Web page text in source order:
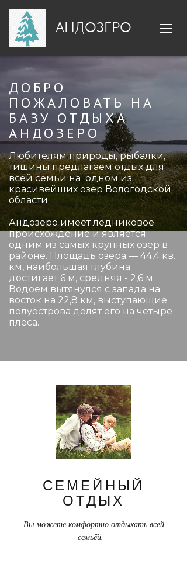
АНДОЗЕРО
ДОБРО
ПОЖАЛОВАТЬ НА
БАЗУ ОТДЫХА
АНДОЗЕРО
Любителям природы, рыбалки,
тишины предлагаем отдых для
всей семьи на одном из
красивейших озер Вологодской
области .
Андозеро имеет ледниковое
происхождение и является
одним из самых крупных озер в
районе. Площадь озера — 44,4 кв.
км, наибольшая глубина
достигает 6 м, средняя - 2,6 м.
Водоем вытянулся с запада на
восток на 22,8 км, выступающие
полуострова делят его на четыре
плеса.
СЕМЕЙНЫЙ
ОТДЫХ
Вы можете комфортно отдыхать всей
семьёй.